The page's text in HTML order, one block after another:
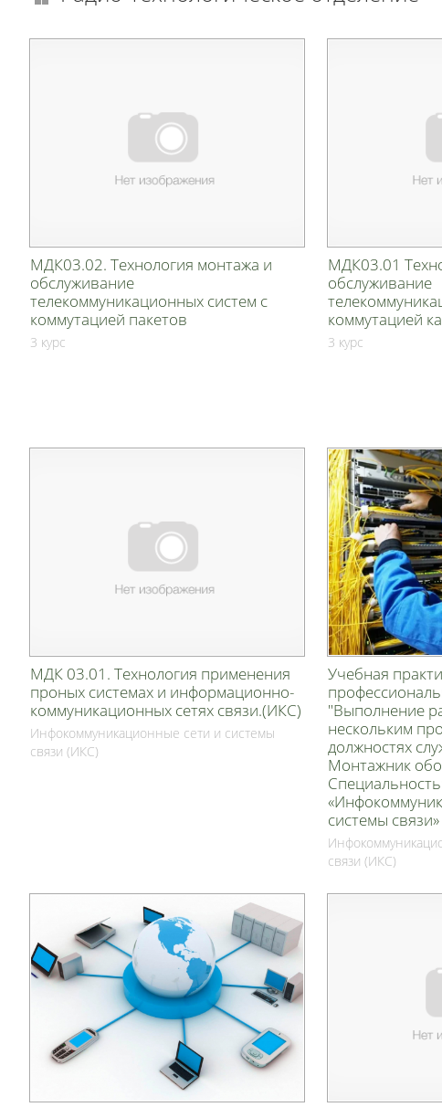
МДК03.02. Технология монтажа и
обслуживание
телекоммуникационных систем с
коммутацией пакетов
3 курс
МДК03.01
обслуживание
коммутацией
3 курс
МДК 03.01. Технология применения
проных системах и информационно-
коммуникационных сетях связи.(ИКС)
Инфокоммуникационные сети и системы
связи (ИКС)
Учебная
"Выполнение
нескольким
должностях
Монтажник
системы связи»
связи (ИКС)